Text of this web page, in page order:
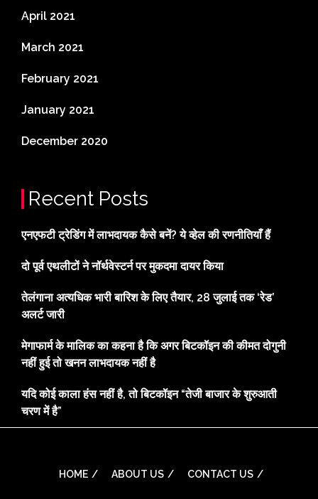
April 2021
March 2021
February 2021
January 2021
December 2020
Recent Posts
एनएफटी ट्रेडिंग में लाभदायक कैसे बनें? ये व्हेल की रणनीतियाँ हैं
दो पूर्व एथलीटों ने नॉर्थवेस्टर्न पर मुकदमा दायर किया
तेलंगाना अत्यधिक भारी बारिश के लिए तैयार, 28 जुलाई तक ‘रेड’
अलर्ट जारी
मेगाफार्म के मालिक का कहना है कि अगर बिटकॉइन की कीमत दोगुनी
नहीं हुई तो खनन लाभदायक नहीं है
यदि कोई काला हंस नहीं है, तो बिटकॉइन “तेजी बाजार के शुरुआती
चरण में है”
HOME ABOUT US CONTACT US